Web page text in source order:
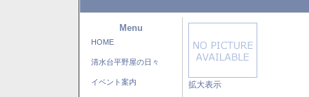
Menu
HOME
清水台平野屋の日々
イベント案内 拡大表示